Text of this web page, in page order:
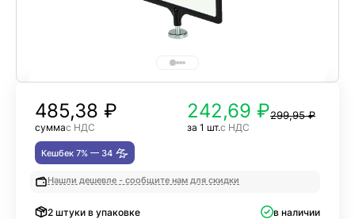
485,38 ₽
суммас НДС
242,69 ₽299,95 ₽
за 1 шт.с НДС
Кешбек 7% — 34
Нашли дешевле - сообщите нам для скидки
2 штуки в упаковке в наличии